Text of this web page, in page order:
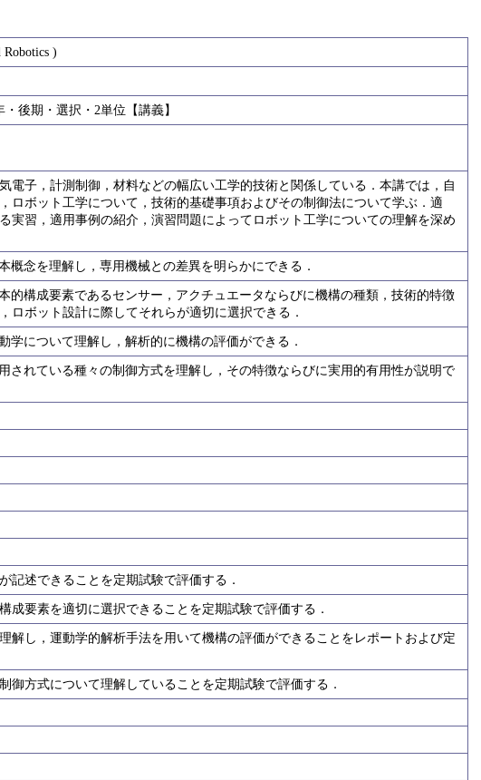
)
後期・選択・2単位【講義】
電子，計測制御，材料などの幅広い工学的技術と関係している．本講では，自
ロボット工学について，技術的基礎事項およびその制御法について学ぶ．適
実習，適用事例の紹介，演習問題によってロボット工学についての理解を深め
概念を理解し，専用機械との差異を明らかにできる．
的構成要素であるセンサー，アクチュエータならびに機構の種類，技術的特徴
ロボット設計に際してそれらが適切に選択できる．
学について理解し，解析的に機構の評価ができる．
されている種々の制御方式を理解し，その特徴ならびに実用的有用性が説明で
記述できることを定期試験で評価する．
成要素を適切に選択できることを定期試験で評価する．
解し，運動学的解析手法を用いて機構の評価ができることをレポートおよび定
御方式について理解していることを定期試験で評価する．